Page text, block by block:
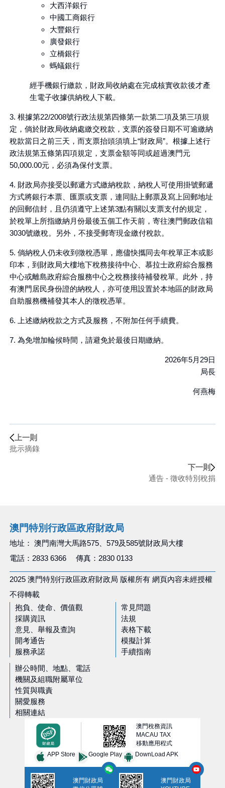
大西洋銀行
中國工商銀行
大豐銀行
廣發銀行
立橋銀行
螞蟻銀行
經手機銀行繳款，財政局收納處在完成核實收款後才產
生電子收據供納稅人下載。
3. 根據第22/2008號行政法規第四條第一款第二項及第三項規
定，倘於財政局收納處繳交稅款，支票的簽發日期不可逾繳納
稅款當日之前三天，而支票抬頭須填上“財政局”。根據上述行
政法規第五條第四項規定，支票金額等同或超過澳門元
50,000.00元，必須為保付支票。
4. 財政局亦接受以郵遞方式繳納稅款，納稅人可使用掛號郵遞
方式將銀行本票、匯票或支票，連同貼上郵票及寫上回郵地址
的回郵信封，且仍須遵守上述第3點有關以支票支付的規定，
於稅單上所指繳納月份最後五個工作天前，寄往澳門郵政信箱
3030號繳稅。另外，不接受郵寄現金繳付稅款。
5. 倘納稅人仍未收到徵稅憑單，應儘快攜同去年稅單正本或影
印本，到財政局大樓地下稅務接待中心、慕拉士政府綜合服務
中心或離島政府綜合服務中心之稅務接待補發稅單。此外，持
有澳門居民身份證的納稅人，亦可使用設置於本地區的財政局
自助服務機補發其本人的徵稅憑單。
6. 上述繳納稅款之方式及服務，不附加任何手續費。
7. 為免增加輪候時間，請避免於最後日期繳納。
2026年5月29日
局長
何燕梅
上一則
批示摘錄
下一則
通告 - 徵收特別稅捐
澳門特別行政區政府財政局
地址： 澳門南灣大馬路575、579及585號財政局大樓
電話：2833 6366 傳真：2830 0133
2025 澳門特別行政區政府財政局 版權所有 網頁內容未經授權
不得轉載
抱負、使命、價值觀
採購資訊
意見、舉報及查詢
開考通告
服務承諾
常見問題
法規
表格下載
模擬計算
手續指南
辦公時間、地點、電話
機關及組職附屬單位
性質與職責
關愛服務
相關連結
澳門稅務資訊
MACAU TAX
移動應用程式
APP Store
Google Play DownLoad APK
澳門財政局
澳門財政局